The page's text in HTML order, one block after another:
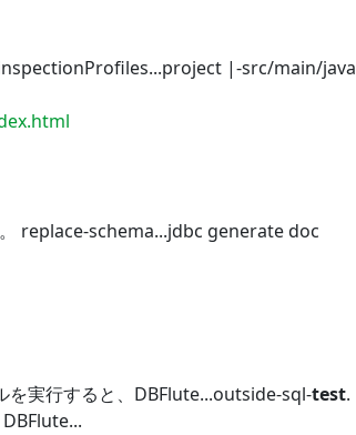
|-src/main/java
replace-schema...jdbc generate doc
を実行すると、DBFlute...outside-sql-test.